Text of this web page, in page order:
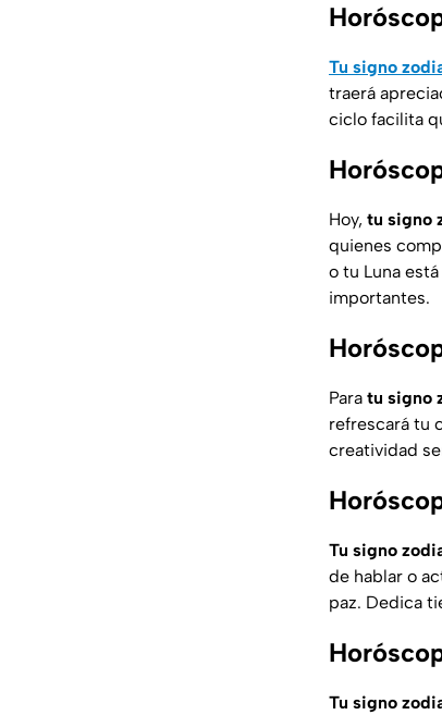
Tu signo
traerá
ciclo facilita
Hoy, tu signo
quienes
o tu Luna
importantes.
Para tu signo
refrescará tu
creatividad
Tu signo
de hablar o
paz. Dedica
Tu signo